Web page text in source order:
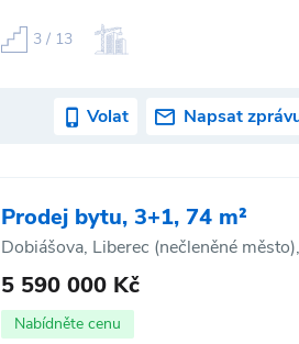
3 / 13
Volat Napsat
Prodej bytu, 3+1, 74 m²
Dobiášova, Liberec (nečleněné
5 590 000 Kč
Nabídněte cenu